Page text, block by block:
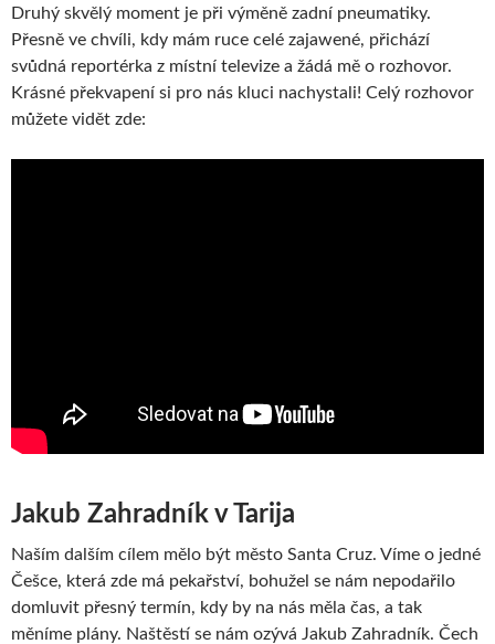
Druhý skvělý moment je při výměně zadní pneumatiky.
Přesně ve chvíli, kdy mám ruce celé zajawené, přichází
svůdná reportérka z místní televize a žádá mě o rozhovor.
Krásné překvapení si pro nás kluci nachystali! Celý rozhovor
můžete vidět zde:
Jakub Zahradník v Tarija
Naším dalším cílem mělo být město Santa Cruz. Víme o jedné
Češce, která zde má pekařství, bohužel se nám nepodařilo
domluvit přesný termín, kdy by na nás měla čas, a tak
měníme plány. Naštěstí se nám ozývá Jakub Zahradník. Čech